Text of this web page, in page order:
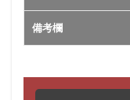
備考欄